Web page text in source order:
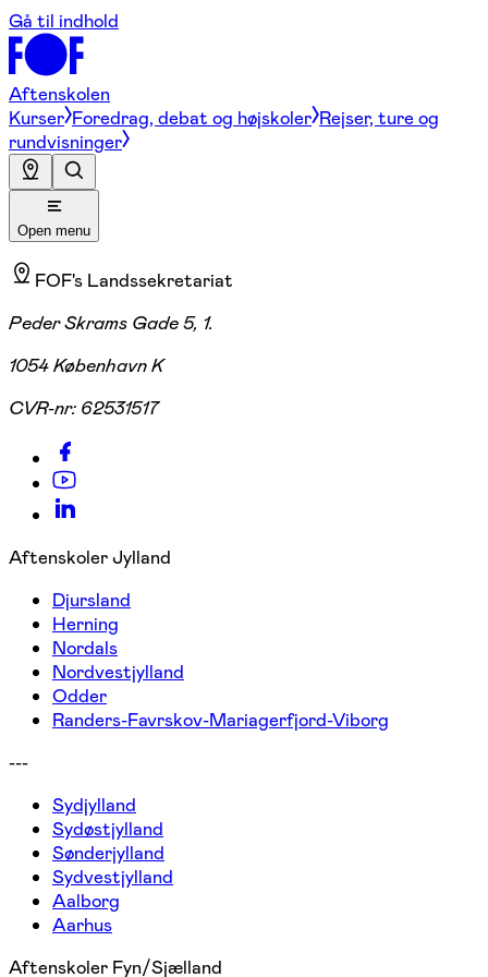
Gå til indhold
Aftenskolen
Kurser Foredrag, debat og højskoler Rejser, ture og
rundvisninger
Open menu
FOF's Landssekretariat
Peder Skrams Gade 5, 1.
1054 København K
CVR-nr: 62531517
Aftenskoler Jylland
Djursland
Herning
Nordals
Nordvestjylland
Odder
Randers-Favrskov-Mariagerfjord-Viborg
---
Sydjylland
Sydøstjylland
Sønderjylland
Sydvestjylland
Aalborg
Aarhus
Aftenskoler Fyn/Sjælland